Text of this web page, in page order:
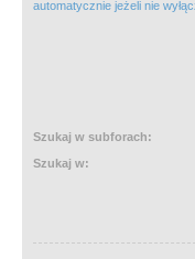
automatycznie jeżeli nie
Szukaj w subforach:
Szukaj w: